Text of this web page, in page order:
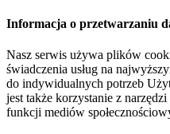
Informacja o przetwarzaniu
Nasz serwis używa plików
świadczenia usług na
do indywidualnych potrzeb
jest także korzystanie z
funkcji mediów